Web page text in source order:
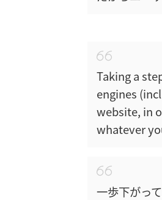
Taking a
engines
website, in
whatever
一歩下がっ